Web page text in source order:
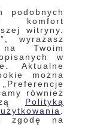
podobnych
komfort
witryny.
wyrażasz
Twoim
w
Aktualne
można
również
Polityką
zgodę na